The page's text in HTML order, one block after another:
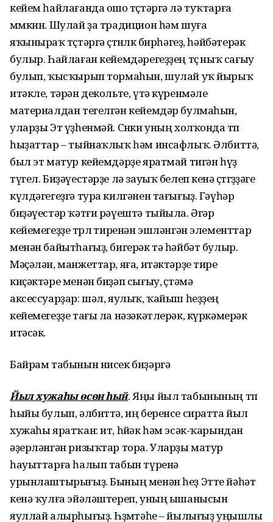
кейем һайлағанда ошо төҫтәргә лә туҡтарға
мөмкин. Шулай ҙа традицион һәм шуға
яҡыныраҡ төҫтәргә өҫтөнлөк бирһәгеҙ, һәйбәтерәк
булыр. Һайлаған кейемдәрегеҙҙең төҫө ныҡ сағыу
булып, ҡысҡырып тормаһын, шулай уҡ йырыҡ
итәкле, тәрән декольте, үтә күренмәле
материалдан тегелгән кейемдәр булмаһын,
уларҙы Эт үҙһенмәй. Сөнки уның холҡонда төп
һыҙаттар – тыйнаҡлыҡ һәм инсафлыҡ. Әлбиттә,
был эт матур кейемдәрҙе яратмай тигән һүҙ
түгел. Биҙәүестәрҙе лә зауыҡ белеп кенә өҫтөгөҙҙәге
күлдәгегеҙгә тура килгәнен тағығыҙ. Гәүһәр
биҙәүестәр ҡәтғи рәүештә тыйыла. Әгәр
кейемегеҙҙе төрлө тиренән эшләнгән элементтар
менән байытһағыҙ, бигерәк тә һәйбәт булыр.
Мәҫәлән, манжеттар, яға, итәктәрҙе тире
киҫәктәре менән биҙәп сығыу, өҫтәмә
аксессуарҙар: шәл, яулыҡ, ҡайыш һеҙҙең
кейемегеҙҙе тағы ла нәзәкәтлерәк, күркәмерәк
итәсәк.
Байрам табынын нисек биҙәргә
Йыл хужаһы өсөн һый. Яңы йыл табынының төп
һыйы булып, әлбиттә, иң беренсе сиратта йыл
хужаһы яратҡан: ит, һөйәк һәм эсәк-ҡарындан
әҙерләнгән ризыҡтар тора. Уларҙы матур
һауыттарға һалып табын түренә
урынлаштырығыҙ. Бының менән һеҙ Этте йәһәт
кенә ҡулға эйәләштереп, уның ышанысын
яуллай алырһығыҙ. Һөҙөмтәһе – йылығыҙ уңышлы